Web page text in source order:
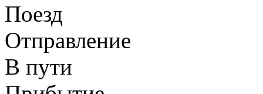
Поезд
Отправление
В пути